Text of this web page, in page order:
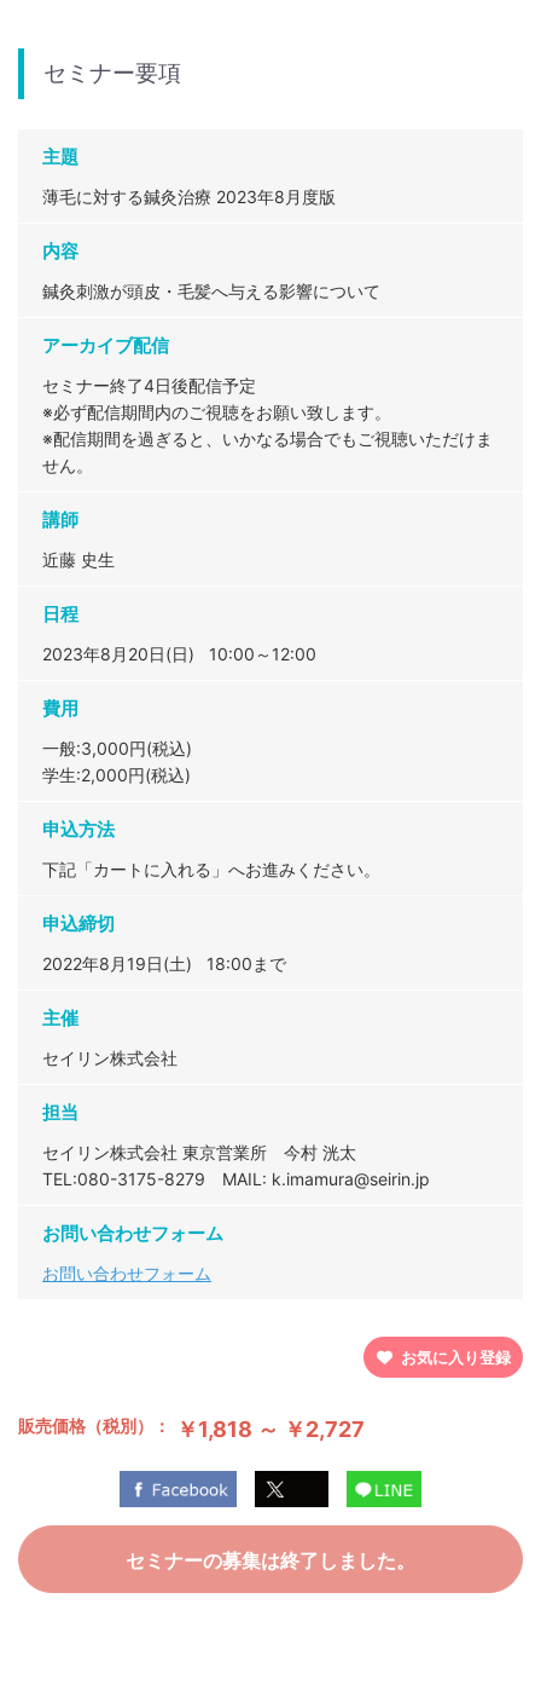
セミナー要項
主題
薄毛に対する鍼灸治療 2023年8月度版
内容
鍼灸刺激が頭皮・毛髪へ与える影響について
アーカイブ配信
セミナー終了4日後配信予定
※必ず配信期間内のご視聴をお願い致します。
※配信期間を過ぎると、いかなる場合でもご視聴いただけま
せん。
講師
近藤 史生
日程
2023年8月20日(日) 10:00～12:00
費用
一般:3,000円(税込)
学生:2,000円(税込)
申込方法
下記「カートに入れる」へお進みください。
申込締切
2022年8月19日(土) 18:00まで
主催
セイリン株式会社
担当
セイリン株式会社 東京営業所 今村 洸太
TEL:080-3175-8279 MAIL: k.imamura@seirin.jp
お問い合わせフォーム
お問い合わせフォーム
お気に入り登録
販売価格（税別）： ￥1,818 ～ ￥2,727
セミナーの募集は終了しました。